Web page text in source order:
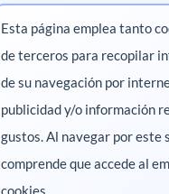
Esta página emplea tanto
de terceros para recopilar
de su navegación por
publicidad y/o información
gustos. Al navegar por este
comprende que accede al
cookies.